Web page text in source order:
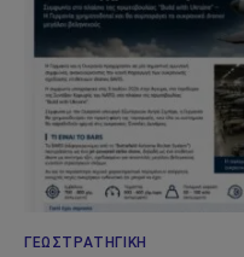
ΓΕΩΣΤΡΑΤΗΓΙΚΉ